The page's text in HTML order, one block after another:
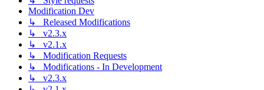
Modification Dev
↳ Released Modifications
↳ v2.3.x
↳ v2.1.x
↳ Modification Requests
↳ Modifications - In Development
↳ v2.3.x